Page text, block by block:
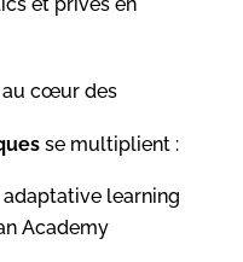
au cœur des
se multiplient :
learning
Academy